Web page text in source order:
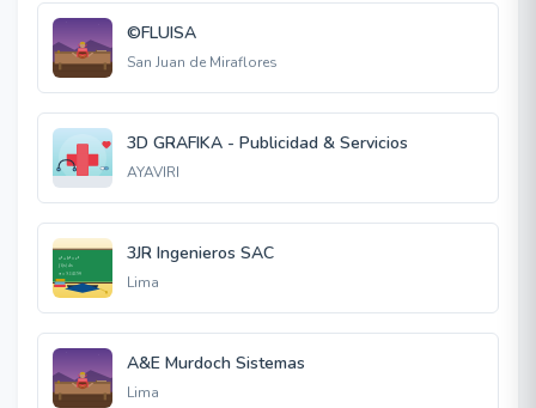
©FLUISA
San Juan de Miraflores
3D GRAFIKA - Publicidad & Servicios
AYAVIRI
3JR Ingenieros SAC
Lima
A&E Murdoch Sistemas
Lima